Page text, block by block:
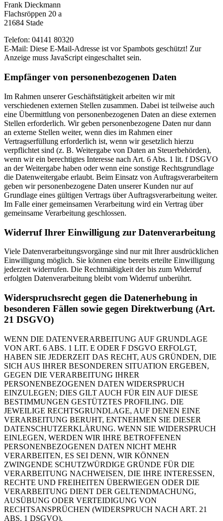
Frank Dieckmann
Flachsröppen 20 a
21684 Stade
Telefon: 04141 80320
E-Mail: Diese E-Mail-Adresse ist vor Spambots geschützt! Zur
Anzeige muss JavaScript eingeschaltet sein.
Empfänger von personenbezogenen Daten
Im Rahmen unserer Geschäftstätigkeit arbeiten wir mit
verschiedenen externen Stellen zusammen. Dabei ist teilweise auch
eine Übermittlung von personenbezogenen Daten an diese externen
Stellen erforderlich. Wir geben personenbezogene Daten nur dann
an externe Stellen weiter, wenn dies im Rahmen einer
Vertragserfüllung erforderlich ist, wenn wir gesetzlich hierzu
verpflichtet sind (z. B. Weitergabe von Daten an Steuerbehörden),
wenn wir ein berechtigtes Interesse nach Art. 6 Abs. 1 lit. f DSGVO
an der Weitergabe haben oder wenn eine sonstige Rechtsgrundlage
die Datenweitergabe erlaubt. Beim Einsatz von Auftragsverarbeitern
geben wir personenbezogene Daten unserer Kunden nur auf
Grundlage eines gültigen Vertrags über Auftragsverarbeitung weiter.
Im Falle einer gemeinsamen Verarbeitung wird ein Vertrag über
gemeinsame Verarbeitung geschlossen.
Widerruf Ihrer Einwilligung zur Datenverarbeitung
Viele Datenverarbeitungsvorgänge sind nur mit Ihrer ausdrücklichen
Einwilligung möglich. Sie können eine bereits erteilte Einwilligung
jederzeit widerrufen. Die Rechtmäßigkeit der bis zum Widerruf
erfolgten Datenverarbeitung bleibt vom Widerruf unberührt.
Widerspruchsrecht gegen die Datenerhebung in
besonderen Fällen sowie gegen Direktwerbung (Art.
21 DSGVO)
WENN DIE DATENVERARBEITUNG AUF GRUNDLAGE
VON ART. 6 ABS. 1 LIT. E ODER F DSGVO ERFOLGT,
HABEN SIE JEDERZEIT DAS RECHT, AUS GRÜNDEN, DIE
SICH AUS IHRER BESONDEREN SITUATION ERGEBEN,
GEGEN DIE VERARBEITUNG IHRER
PERSONENBEZOGENEN DATEN WIDERSPRUCH
EINZULEGEN; DIES GILT AUCH FÜR EIN AUF DIESE
BESTIMMUNGEN GESTÜTZTES PROFILING. DIE
JEWEILIGE RECHTSGRUNDLAGE, AUF DENEN EINE
VERARBEITUNG BERUHT, ENTNEHMEN SIE DIESER
DATENSCHUTZERKLÄRUNG. WENN SIE WIDERSPRUCH
EINLEGEN, WERDEN WIR IHRE BETROFFENEN
PERSONENBEZOGENEN DATEN NICHT MEHR
VERARBEITEN, ES SEI DENN, WIR KÖNNEN
ZWINGENDE SCHUTZWÜRDIGE GRÜNDE FÜR DIE
VERARBEITUNG NACHWEISEN, DIE IHRE INTERESSEN,
RECHTE UND FREIHEITEN ÜBERWIEGEN ODER DIE
VERARBEITUNG DIENT DER GELTENDMACHUNG,
AUSÜBUNG ODER VERTEIDIGUNG VON
RECHTSANSPRÜCHEN (WIDERSPRUCH NACH ART. 21
ABS. 1 DSGVO).